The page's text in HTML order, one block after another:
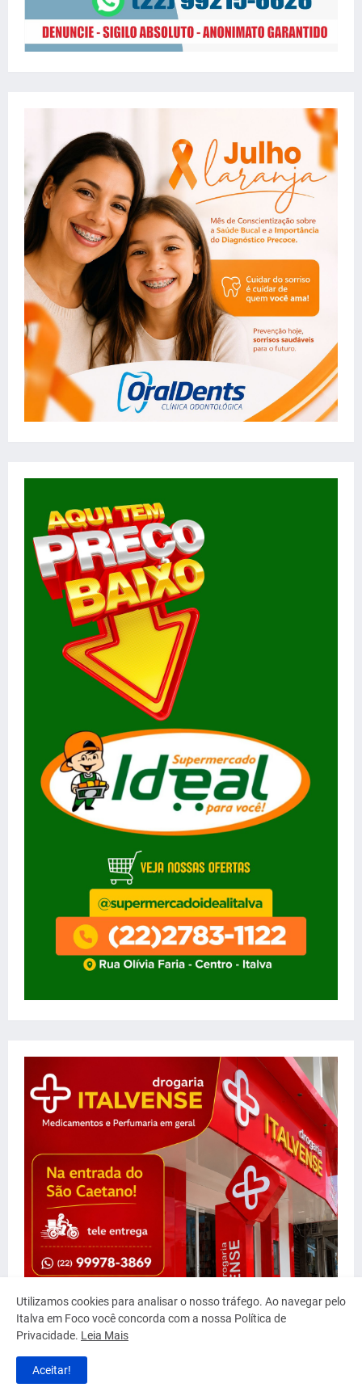
Utilizamos cookies para analisar o nosso tráfego. Ao navegar pelo
Italva em Foco você concorda com a nossa Política de
Privacidade. Leia Mais
Aceitar!